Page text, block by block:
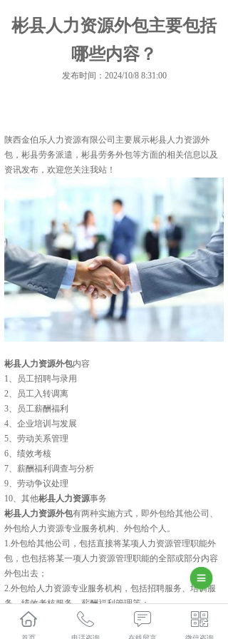
彬县人力资源外包主要包括
哪些内容？
发布时间：2024/10/8 8:31:00
陕西金伯乐人力资源有限公司主要展示彬县人力资源外
包 ，彬县劳务派遣，彬县劳务外包等方面的相关信息以及
资讯发布，欢迎您关注我站！
彬县人力资源外包内容
1、员工招聘与录用
2、员工入转调离
3、员工薪酬福利
4、企业培训与发展
5、劳动关系管理
6、绩效考核
7、薪酬福利调查与分析
9、劳动争议处理
10、其他彬县人力资源事务
彬县人力资源外包有两种实施方式，即外包给其他公司、
外包给人力资源专业服务机构、外包给个人。
1.外包给其他公司，包括直接将某项人力资源管理职能外
包，也包括将某一项人力资源管理职能的全部或部分内容
外包出去；
2.外包给人力资源专业服务机构，包括招聘服务、培训服
务、绩效考核服务、薪酬福利管理等；
彬县人力资源外包口碑怎么样？彬县劳务派遣哪里好？彬